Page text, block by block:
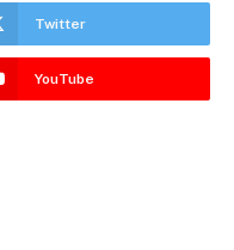
Twitter
YouTube